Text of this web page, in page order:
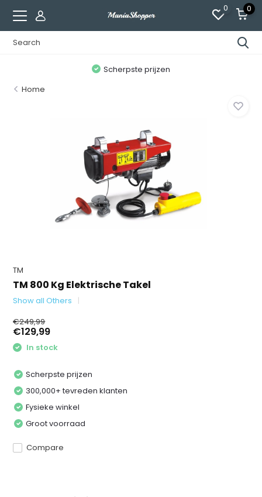
0 0
Scherpste prijzen
Home
TM
TM 800 Kg Elektrische Takel
Show all Others
€249,99
€129,99
In stock
Scherpste prijzen
300,000+ tevreden klanten
Fysieke winkel
Groot voorraad
Compare